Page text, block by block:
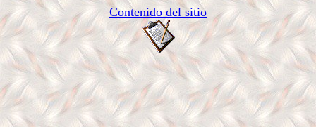
Contenido del sitio